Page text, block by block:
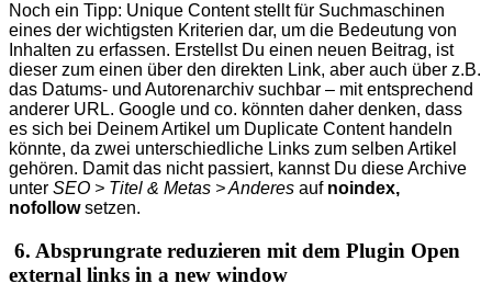
Noch ein Tipp: Unique Content stellt für Suchmaschinen
eines der wichtigsten Kriterien dar, um die Bedeutung von
Inhalten zu erfassen. Erstellst Du einen neuen Beitrag, ist
dieser zum einen über den direkten Link, aber auch über z.B.
das Datums- und Autorenarchiv suchbar – mit entsprechend
anderer URL. Google und co. könnten daher denken, dass
es sich bei Deinem Artikel um Duplicate Content handeln
könnte, da zwei unterschiedliche Links zum selben Artikel
gehören. Damit das nicht passiert, kannst Du diese Archive
unter SEO > Titel & Metas > Anderes auf noindex,
nofollowsetzen.
6. Absprungrate reduzieren mit dem Plugin Open
external links in a new window